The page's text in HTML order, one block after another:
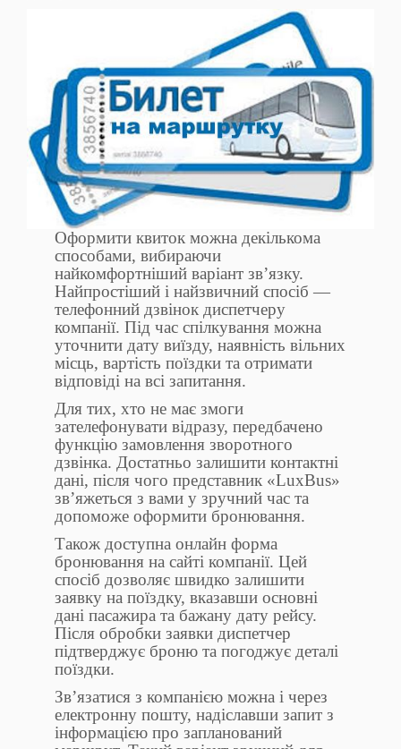
Оформити квиток можна декількома
способами, вибираючи
найкомфортніший варіант зв’язку.
Найпростіший і найзвичний спосіб —
телефонний дзвінок диспетчеру
компанії. Під час спілкування можна
уточнити дату виїзду, наявність вільних
місць, вартість поїздки та отримати
відповіді на всі запитання.
Для тих, хто не має змоги
зателефонувати відразу, передбачено
функцію замовлення зворотного
дзвінка. Достатньо залишити контактні
дані, після чого представник «LuxBus»
зв’яжеться з вами у зручний час та
допоможе оформити бронювання.
Також доступна онлайн форма
бронювання на сайті компанії. Цей
спосіб дозволяє швидко залишити
заявку на поїздку, вказавши основні
дані пасажира та бажану дату рейсу.
Після обробки заявки диспетчер
підтверджує броню та погоджує деталі
поїздки.
Зв’язатися з компанією можна і через
електронну пошту, надіславши запит з
інформацією про запланований